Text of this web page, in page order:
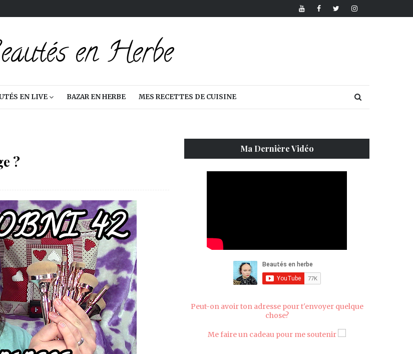
EN LIVE BAZAR EN HERBE MES RECETTES DE CUISINE
?
Ma Dernière Vidéo
Peut-on avoir ton adresse pour t'envoyer quelque
chose?
Me faire un cadeau pour me soutenir